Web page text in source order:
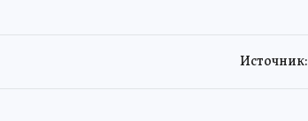
Источник: